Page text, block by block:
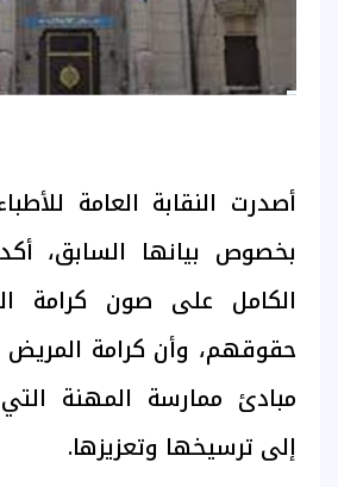
أصدرت النقابة العامة
بخصوص بيانها السابق،
الكامل على صون كرامة
حقوقهم، وأن كرامة المريض
مبادئ ممارسة المهنة
إلى ترسيخها وتعزيزها.